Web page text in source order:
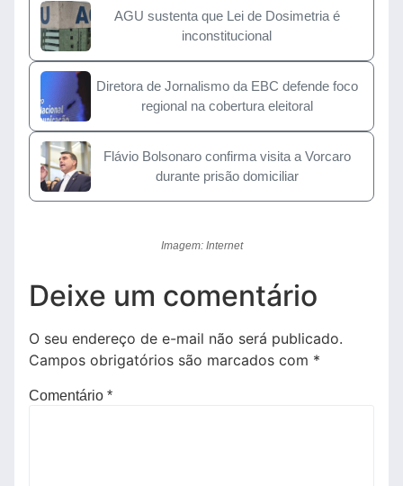
AGU sustenta que Lei de Dosimetria é
inconstitucional
Diretora de Jornalismo da EBC defende foco
regional na cobertura eleitoral
Flávio Bolsonaro confirma visita a Vorcaro
durante prisão domiciliar
Imagem: Internet
Deixe um comentário
O seu endereço de e-mail não será publicado.
Campos obrigatórios são marcados com *
Comentário *